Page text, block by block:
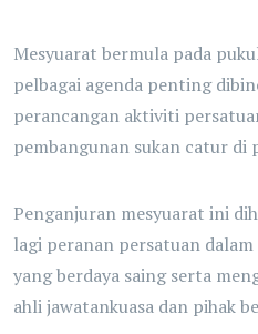
Mesyuarat bermula pada
pelbagai agenda penting
perancangan aktiviti
pembangunan sukan catur di
Penganjuran mesyuarat ini
lagi peranan persatuan
yang berdaya saing serta
ahli jawatankuasa dan pihak